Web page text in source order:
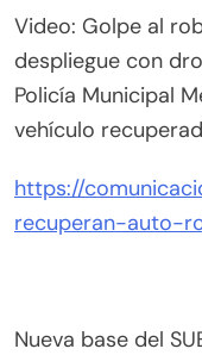
Video: Golpe al
despliegue con
Policía Municipal
vehículo
https://
recuperan-auto-
Nueva base del